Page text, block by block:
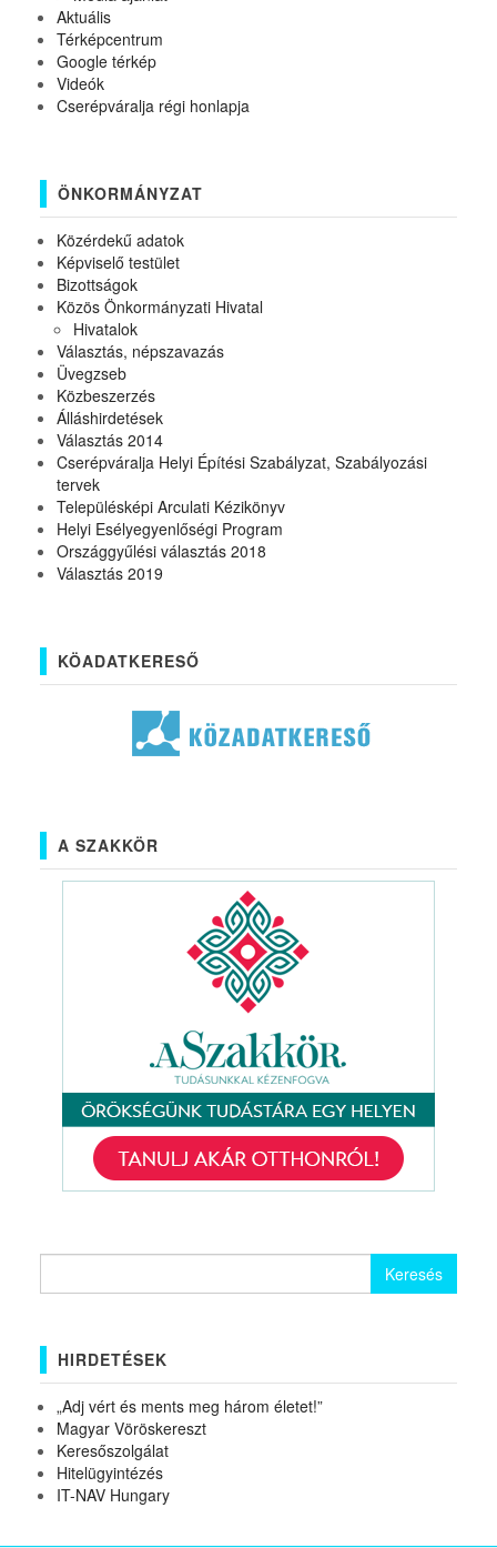
Aktuális
Térképcentrum
Google térkép
Videók
Cserépváralja régi honlapja
ÖNKORMÁNYZAT
Közérdekű adatok
Képviselő testület
Bizottságok
Közös Önkormányzati Hivatal
Hivatalok
Választás, népszavazás
Üvegzseb
Közbeszerzés
Álláshirdetések
Választás 2014
Cserépváralja Helyi Építési Szabályzat, Szabályozási
tervek
Településképi Arculati Kézikönyv
Helyi Esélyegyenlőségi Program
Országgyűlési választás 2018
Választás 2019
KÖADATKERESŐ
A SZAKKÖR
HIRDETÉSEK
„Adj vért és ments meg három életet!”
Magyar Vöröskereszt
Keresőszolgálat
Hitelügyintézés
IT-NAV Hungary